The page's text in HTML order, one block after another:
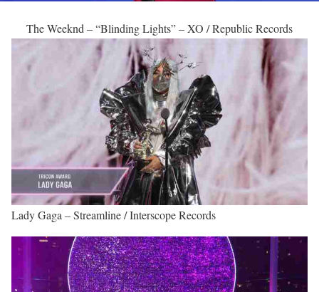
The Weeknd – “Blinding Lights” – XO / Republic Records
Lady Gaga – Streamline / Interscope Records